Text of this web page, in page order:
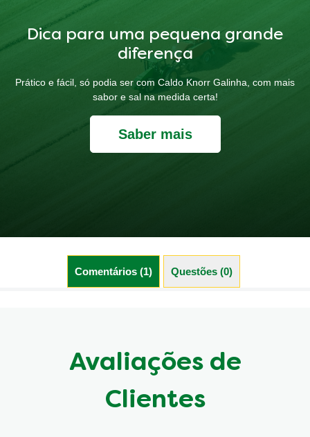
Dica para uma pequena grande
diferença
Prático e fácil, só podia ser com Caldo Knorr Galinha, com mais
sabor e sal na medida certa!
Saber mais
Comentários (1) Questões (0)
Avaliações de
Clientes